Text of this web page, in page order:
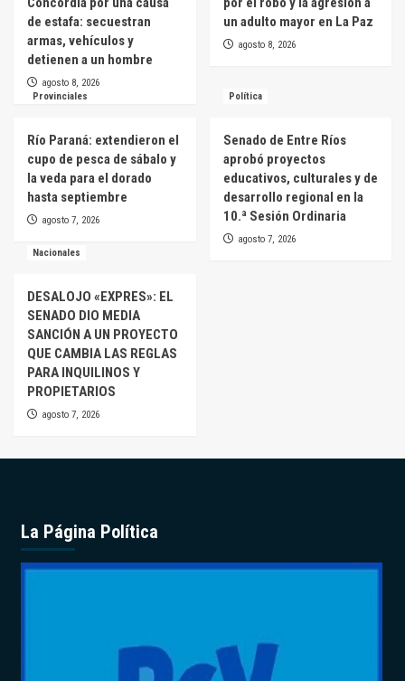
de estafa: secuestran
armas, vehículos y
detienen a un hombre
agosto 8, 2026
un adulto mayor en La Paz
agosto 8, 2026
Provinciales
Río Paraná: extendieron el
cupo de pesca de sábalo y
la veda para el dorado
hasta septiembre
agosto 7, 2026
Política
Senado de Entre Ríos
aprobó proyectos
educativos, culturales y de
desarrollo regional en la
10.ª Sesión Ordinaria
agosto 7, 2026
Nacionales
DESALOJO «EXPRES»: EL
SENADO DIO MEDIA
SANCIÓN A UN PROYECTO
QUE CAMBIA LAS REGLAS
PARA INQUILINOS Y
PROPIETARIOS
agosto 7, 2026
La Página Política